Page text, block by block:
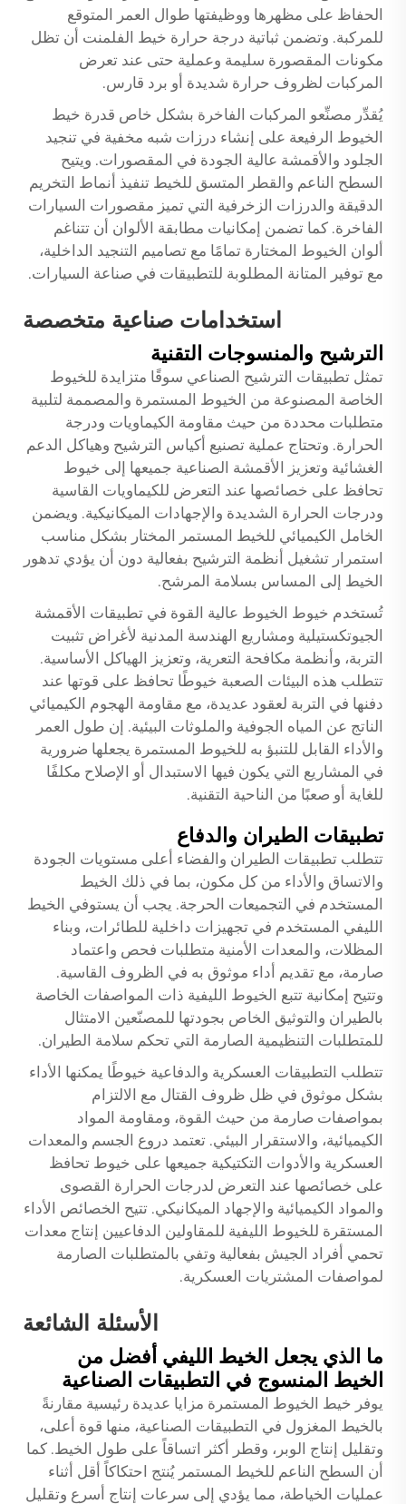
الحفاظ على مظهرها ووظيفتها طوال العمر المتوقع
للمركبة. وتضمن ثباتية درجة حرارة خيط الفلمنت أن تظل
مكونات المقصورة سليمة وعملية حتى عند تعرض
المركبات لظروف حرارة شديدة أو برد قارس.
يُقدِّر مصنِّعو المركبات الفاخرة بشكل خاص قدرة خيط
الخيوط الرفيعة على إنشاء درزات شبه مخفية في تنجيد
الجلود والأقمشة عالية الجودة في المقصورات. ويتيح
السطح الناعم والقطر المتسق للخيط تنفيذ أنماط التخريم
الدقيقة والدرزات الزخرفية التي تميز مقصورات السيارات
الفاخرة. كما تضمن إمكانيات مطابقة الألوان أن تتناغم
ألوان الخيوط المختارة تمامًا مع تصاميم التنجيد الداخلية،
مع توفير المتانة المطلوبة للتطبيقات في صناعة السيارات.
استخدامات صناعية متخصصة
الترشيح والمنسوجات التقنية
تمثل تطبيقات الترشيح الصناعي سوقًا متزايدة للخيوط
الخاصة المصنوعة من الخيوط المستمرة والمصممة لتلبية
متطلبات محددة من حيث مقاومة الكيماويات ودرجة
الحرارة. وتحتاج عملية تصنيع أكياس الترشيح وهياكل الدعم
الغشائية وتعزيز الأقمشة الصناعية جميعها إلى خيوط
تحافظ على خصائصها عند التعرض للكيماويات القاسية
ودرجات الحرارة الشديدة والإجهادات الميكانيكية. ويضمن
الخامل الكيميائي للخيط المستمر المختار بشكل مناسب
استمرار تشغيل أنظمة الترشيح بفعالية دون أن يؤدي تدهور
الخيط إلى المساس بسلامة المرشح.
تُستخدم خيوط الخيوط عالية القوة في تطبيقات الأقمشة
الجيوتكستيلية ومشاريع الهندسة المدنية لأغراض تثبيت
التربة، وأنظمة مكافحة التعرية، وتعزيز الهياكل الأساسية.
تتطلب هذه البيئات الصعبة خيوطًا تحافظ على قوتها عند
دفنها في التربة لعقود عديدة، مع مقاومة الهجوم الكيميائي
الناتج عن المياه الجوفية والملوثات البيئية. إن طول العمر
والأداء القابل للتنبؤ به للخيوط المستمرة يجعلها ضرورية
في المشاريع التي يكون فيها الاستبدال أو الإصلاح مكلفًا
للغاية أو صعبًا من الناحية التقنية.
تطبيقات الطيران والدفاع
تتطلب تطبيقات الطيران والفضاء أعلى مستويات الجودة
والاتساق والأداء من كل مكون، بما في ذلك الخيط
المستخدم في التجميعات الحرجة. يجب أن يستوفي الخيط
الليفي المستخدم في تجهيزات داخلية للطائرات، وبناء
المظلات، والمعدات الأمنية متطلبات فحص واعتماد
صارمة، مع تقديم أداء موثوق به في الظروف القاسية.
وتتيح إمكانية تتبع الخيوط الليفية ذات المواصفات الخاصة
بالطيران والتوثيق الخاص بجودتها للمصنّعين الامتثال
للمتطلبات التنظيمية الصارمة التي تحكم سلامة الطيران.
تتطلب التطبيقات العسكرية والدفاعية خيوطًا يمكنها الأداء
بشكل موثوق في ظل ظروف القتال مع الالتزام
بمواصفات صارمة من حيث القوة، ومقاومة المواد
الكيميائية، والاستقرار البيئي. تعتمد دروع الجسم والمعدات
العسكرية والأدوات التكتيكية جميعها على خيوط تحافظ
على خصائصها عند التعرض لدرجات الحرارة القصوى
والمواد الكيميائية والإجهاد الميكانيكي. تتيح الخصائص الأداء
المستقرة للخيوط الليفية للمقاولين الدفاعيين إنتاج معدات
تحمي أفراد الجيش بفعالية وتفي بالمتطلبات الصارمة
لمواصفات المشتريات العسكرية.
الأسئلة الشائعة
ما الذي يجعل الخيط الليفي أفضل من
الخيط المنسوج في التطبيقات الصناعية
يوفر خيط الخيوط المستمرة مزايا عديدة رئيسية مقارنةً
بالخيط المغزول في التطبيقات الصناعية، منها قوة أعلى،
وتقليل إنتاج الوبر، وقطر أكثر اتساقاً على طول الخيط. كما
أن السطح الناعم للخيط المستمر يُنتج احتكاكاً أقل أثناء
عمليات الخياطة، مما يؤدي إلى سرعات إنتاج أسرع وتقليل